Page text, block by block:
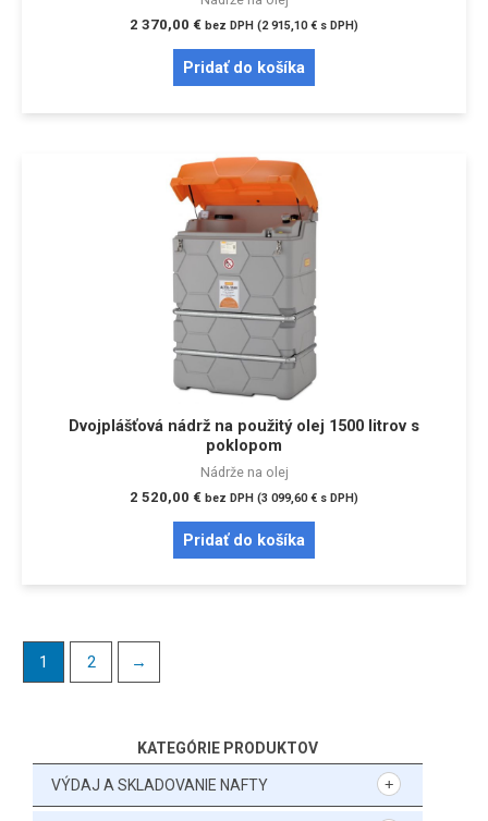
KATEGÓRIE PRODUKTOV
VÝDAJ A SKLADOVANIE NAFTY
2 370,00 € bez DPH (2 915,10€ s DPH)
Pridať do košíka
Dvojplášťová nádrž na použitý olej 1500 litrov s
poklopom
Nádrže na olej
2 520,00 € bez DPH (3 099,60€ s DPH)
Pridať do košíka
1 2 →